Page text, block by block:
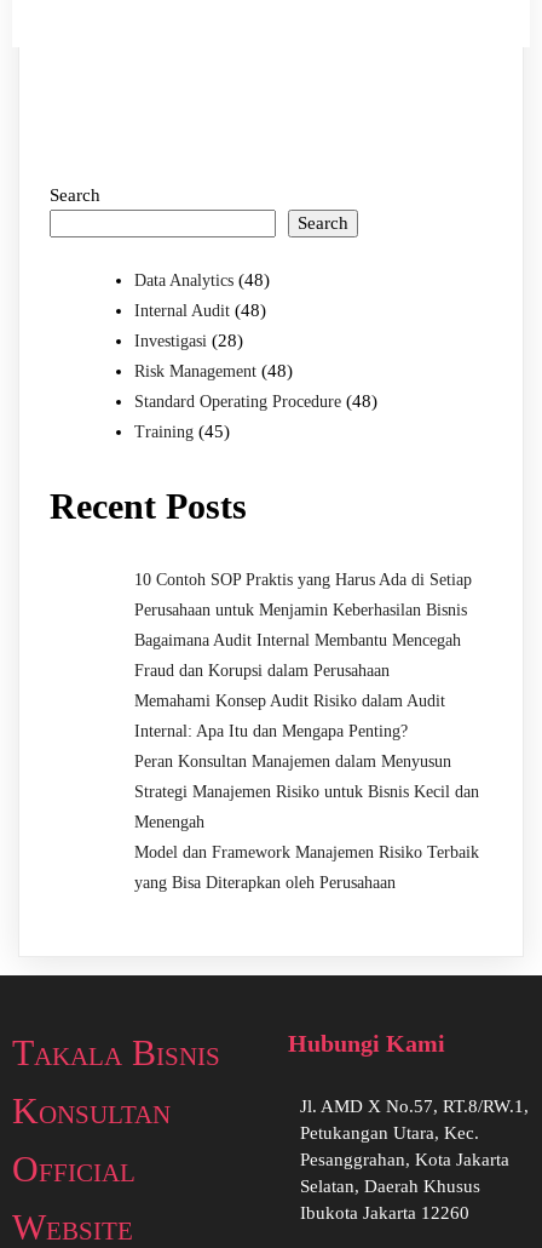
Search
Search
Data Analytics (48)
Internal Audit (48)
Investigasi (28)
Risk Management (48)
Standard Operating Procedure (48)
Training (45)
Recent Posts
10 Contoh SOP Praktis yang Harus Ada di Setiap
Perusahaan untuk Menjamin Keberhasilan Bisnis
Bagaimana Audit Internal Membantu Mencegah
Fraud dan Korupsi dalam Perusahaan
Memahami Konsep Audit Risiko dalam Audit
Internal: Apa Itu dan Mengapa Penting?
Peran Konsultan Manajemen dalam Menyusun
Strategi Manajemen Risiko untuk Bisnis Kecil dan
Menengah
Model dan Framework Manajemen Risiko Terbaik
yang Bisa Diterapkan oleh Perusahaan
Takala Bisnis
Konsultan
Official
Website
Hubungi Kami
Jl. AMD X No.57, RT.8/RW.1,
Petukangan Utara, Kec.
Pesanggrahan, Kota Jakarta
Selatan, Daerah Khusus
Ibukota Jakarta 12260